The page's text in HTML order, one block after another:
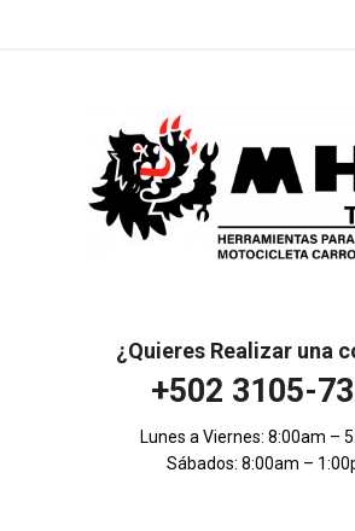
¿Quieres Realizar una
+502 3105-
Lunes a Viernes: 8:00am –
Sábados: 8:00am –